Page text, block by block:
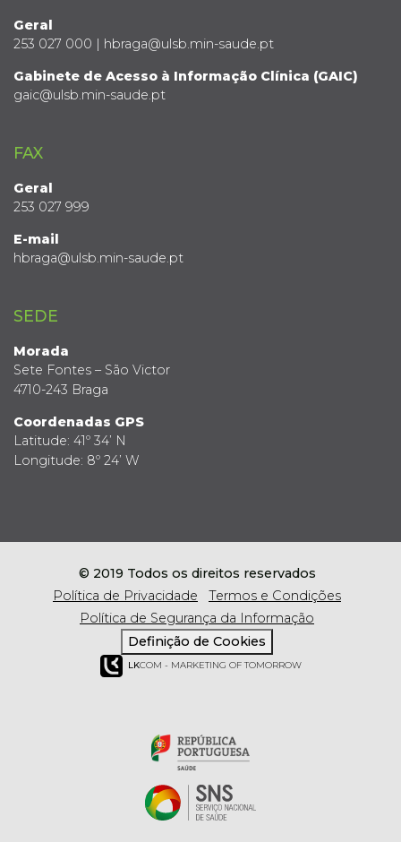
Geral
253 027 000 | hbraga@ulsb.min-saude.pt
Gabinete de Acesso à Informação Clínica (GAIC)
gaic@ulsb.min-saude.pt
FAX
Geral
253 027 999
E-mail
hbraga@ulsb.min-saude.pt
SEDE
Morada
Sete Fontes – São Victor
4710-243 Braga
Coordenadas GPS
Latitude: 41º 34’ N
Longitude: 8º 24’ W
© 2019 Todos os direitos reservados
Política de Privacidade
Termos e Condições
Política de Segurança da Informação
Definição de Cookies
LKCOM - MARKETING OF TOMORROW